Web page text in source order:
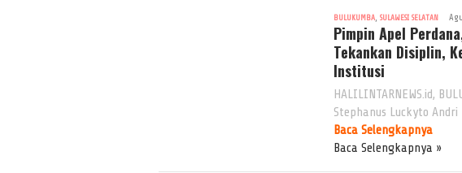
BULUKUMBA, SULAWESI SELATAN
Pimpin Apel
Tekankan Disiplin,
Institusi
HALILINTARNEWS.id,
Stephanus Luckyto Andri
Baca Selengkapnya
Baca Selengkapnya »